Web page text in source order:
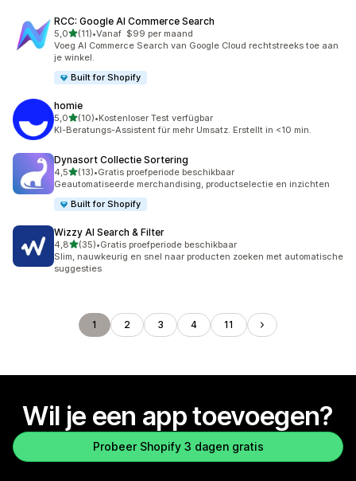
RCC: Google AI Commerce Search
5,0van 5 sterren
(11)
11 recensies in totaal
•Vanaf $99 per maand
Voeg AI Commerce Search van Google Cloud rechtstreeks toe aan
je winkel.
Built for Shopify
homie
5,0van 5 sterren
(10)
10 recensies in totaal
•Kostenloser Test verfügbar
KI-Beratungs-Assistent für mehr Umsatz. Erstellt in <10 min.
Dynasort Collectie Sortering
4,5van 5 sterren
(13)
13 recensies in totaal
•Gratis proefperiode beschikbaar
Geautomatiseerde merchandising, productselectie en inzichten
Built for Shopify
Wizzy AI Search & Filter
4,8van 5 sterren
(35)
35 recensies in totaal
•Gratis proefperiode beschikbaar
Slim, nauwkeurig en snel naar producten zoeken met automatische
suggesties
1 2 3 4 11
Wil je een app toevoegen?
Probeer Shopify 3 dagen gratis